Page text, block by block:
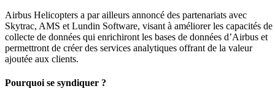
Airbus Helicopters a par ailleurs annoncé des partenariats avec
Skytrac, AMS et Lundin Software, visant à améliorer les capacités de
collecte de données qui enrichiront les bases de données d’Airbus et
permettront de créer des services analytiques offrant de la valeur
ajoutée aux clients.
Pourquoi se syndiquer ?